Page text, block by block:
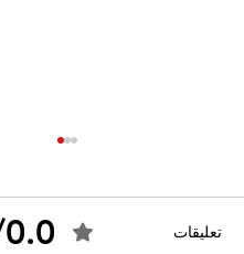
تعليقات 0.0/ 5 (0)